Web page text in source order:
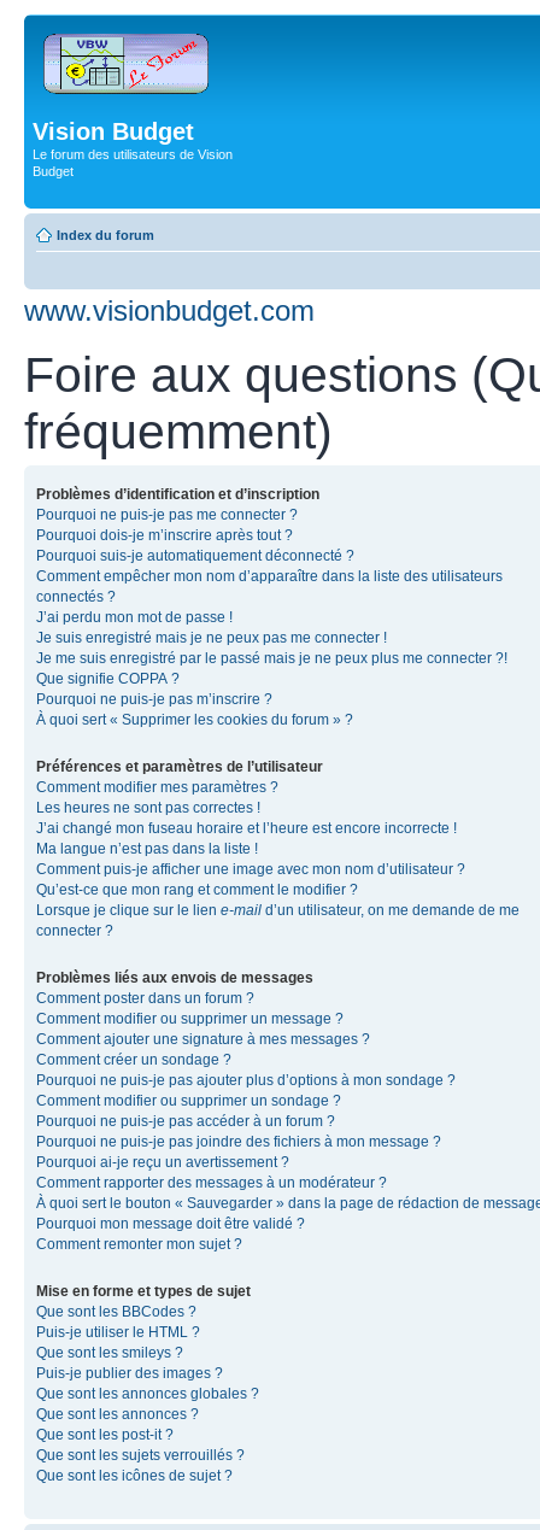
Vision Budget
Le forum des utilisateurs de Vision
Budget
Index du forum
www.visionbudget.com
Foire aux questions
fréquemment)
Problèmes d’identification et d’inscription
Pourquoi ne puis-je pas me connecter ?
Pourquoi dois-je m’inscrire après tout ?
Pourquoi suis-je automatiquement déconnecté ?
Comment empêcher mon nom d’apparaître dans la liste des utilisateurs
connectés ?
J’ai perdu mon mot de passe !
Je suis enregistré mais je ne peux pas me connecter !
Je me suis enregistré par le passé mais je ne peux plus me connecter ?!
Que signifie COPPA ?
Pourquoi ne puis-je pas m’inscrire ?
À quoi sert « Supprimer les cookies du forum » ?
Préférences et paramètres de l’utilisateur
Comment modifier mes paramètres ?
Les heures ne sont pas correctes !
J’ai changé mon fuseau horaire et l’heure est encore incorrecte !
Ma langue n’est pas dans la liste !
Comment puis-je afficher une image avec mon nom d’utilisateur ?
Qu’est-ce que mon rang et comment le modifier ?
Lorsque je clique sur le lien e-mail d’un utilisateur, on me demande de me
connecter ?
Problèmes liés aux envois de messages
Comment poster dans un forum ?
Comment modifier ou supprimer un message ?
Comment ajouter une signature à mes messages ?
Comment créer un sondage ?
Pourquoi ne puis-je pas ajouter plus d’options à mon sondage ?
Comment modifier ou supprimer un sondage ?
Pourquoi ne puis-je pas accéder à un forum ?
Pourquoi ne puis-je pas joindre des fichiers à mon message ?
Pourquoi ai-je reçu un avertissement ?
Comment rapporter des messages à un modérateur ?
À quoi sert le bouton « Sauvegarder » dans la page de rédaction de
Pourquoi mon message doit être validé ?
Comment remonter mon sujet ?
Mise en forme et types de sujet
Que sont les BBCodes ?
Puis-je utiliser le HTML ?
Que sont les smileys ?
Puis-je publier des images ?
Que sont les annonces globales ?
Que sont les annonces ?
Que sont les post-it ?
Que sont les sujets verrouillés ?
Que sont les icônes de sujet ?